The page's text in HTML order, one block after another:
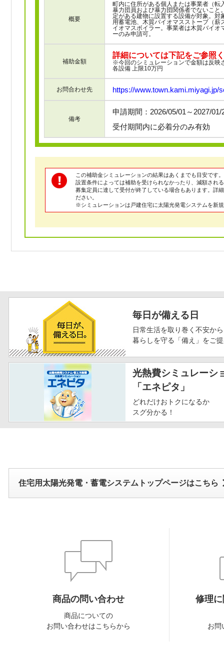
概要
町内に住所がある個人または事業者（
暴力団員および暴力団関係者でないこ
定がある建物に設置する設備が対象。
用蓄電池、木質バイオマスストーブ（
イオマスボイラー。事業者は木質バイ
ーのみ申請可。
補助金額
詳細については下記をご参照
※今回のシミュレーションで金額は反映
各設備 上限10万円
お問合わせ先 https://www.town.kami.miyagi.jp/
備考
申請期間：2026/05/01～2027/01/
受付期間内に必着分のみ有効
この補助金シミュレーションの結果はあくまでも目安です。
設置条件によっては補助を受けられなかったり、減額され
募集定員に達して受付が終了している場合もあります。詳
ださい。
※シミュレーションは戸建住宅に太陽光発電システムを新
毎日が備える日
日常生活を取り巻く不安から
暮らしを守る「備え」をご
光熱費シミュレーシ
「エネピタ」
どれだけおトクになるか
スグ分かる！
住宅用太陽光発電・蓄電システムトップページはこちら
商品の問い合わせ
商品についての
お問い合わせはこちらから
修理
お問